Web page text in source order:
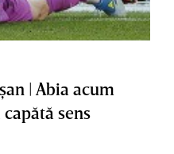
| Abia acum
sens